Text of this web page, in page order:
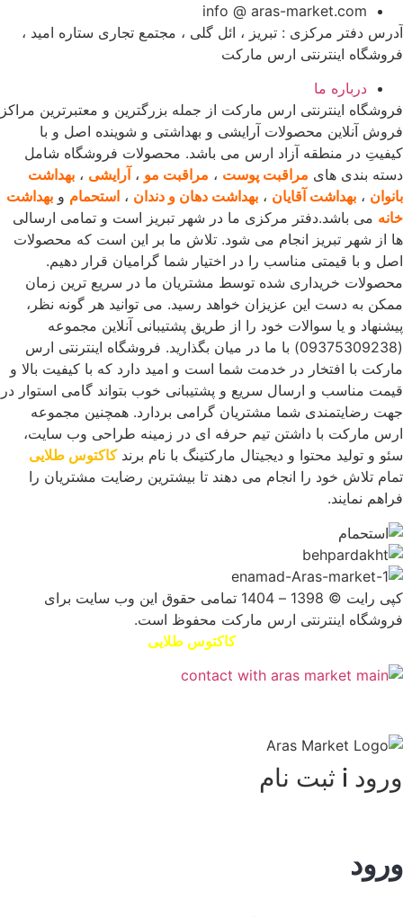
info @ aras-market.com
آدرس دفتر مرکزی : تبریز ، ائل گلی ، مجتمع تجاری ستاره امید ،
فروشگاه اینترنتی ارس مارکت
درباره ما
فروشگاه اینترنتی ارس مارکت از جمله بزرگترین و معتبرترین مراکز
فروش آنلاین محصولات آرایشی و بهداشتی و شوینده اصل و با
کیفیتِ در منطقه آزاد ارس می باشد. محصولات فروشگاه شامل
دسته بندی های مراقبت پوست ، مراقبت مو ، آرایشی ، بهداشت
بانوان ، بهداشت آقایان ، بهداشت دهان و دندان ، استحمام و بهداشت
خانه می باشد.دفتر مرکزی ما در شهر تبریز است و تمامی ارسالی
ها از شهر تبریز انجام می شود. تلاش ما بر این است که محصولات
اصل و با قیمتی مناسب را در اختیار شما گرامیان قرار دهیم.
محصولات خریداری شده توسط مشتریان ما در سریع ترین زمان
ممکن به دست این عزیزان خواهد رسید. می توانید هر گونه نظر،
پیشنهاد و یا سوالات خود را از طریق پشتیبانی آنلاین مجموعه
(09375309238) با ما در میان بگذارید. فروشگاه اینترنتی ارس
مارکت با افتخار در خدمت شما است و امید دارد که با کیفیت بالا و
قیمت مناسب و ارسال سریع و پشتیبانی خوب بتواند گامی استوار در
جهت رضایتمندی شما مشتریان گرامی بردارد. همچنین مجموعه
ارس مارکت با داشتن تیم حرفه ای در زمینه طراحی وب سایت،
سئو و تولید محتوا و دیجیتال مارکتینگ با نام برندکاکتوس طلایی
تمام تلاش خود را انجام می دهند تا بیشترین رضایت مشتریان را
فراهم نمایند.
کپی رایت © 1398 – 1404 تمامی حقوق این وب سایت برای
فروشگاه اینترنتی ارس مارکت محفوظ است.
کاکتوس طلایی
ورود i ثبت نام
ورود